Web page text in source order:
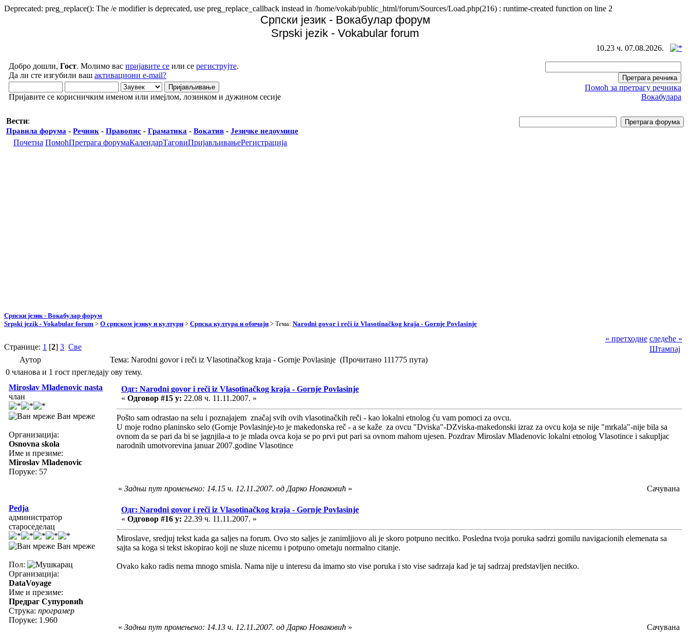
Deprecated: preg_replace(): The /e modifier is deprecated, use preg_replace_callback instead in /home/vokab/public_html/forum/Sources/Load.php(216) : runtime-created function on line 2
Српски језик - Вокабулар форум
Srpski jezik - Vokabular forum
10.23 ч. 07.08.2026.
Добро дошли, Гост. Молимо вас пријавите се или се региструјте.
Да ли сте изгубили ваш активациони e-mail?
Пријавите се корисничким именом или имејлом, лозинком и дужином сесије
Помоћ за претрагу речника
Вокабулара
Вести:
Правила форума - Речник - Правопис - Граматика - Вокатив - Језичке недоумице
Почетна ПомоћПретрага форумаКалендарТаговиПријављивањеРегистрација
Српски језик - Вокабулар форум
Srpski jezik - Vokabular forum > О српском језику и култури > Српска култура и обичаји > Тема: Narodni govor i reči iz Vlasotinačkog kraja - Gornje Povlasinje
Странице: 1 [2] 3 Све
« претходне следеће »
Штампај
Аутор
Тема: Narodni govor i reči iz Vlasotinačkog kraja - Gornje Povlasinje (Прочитано 111775 пута)
0 чланова и 1 гост прегледају ову тему.
Miroslav Mladenovic nasta
члан
Ван мреже
Организација:
Osnovna skola
Име и презиме:
Miroslav Mladenovic
Поруке: 57
Одг: Narodni govor i reči iz Vlasotinačkog kraja - Gornje Povlasinje
« Одговор #15 у: 22.08 ч. 11.11.2007. »
Pošto sam odrastao na selu i poznajajem značaj svih ovih vlasotinačkih reči - kao lokalni etnolog ću vam pomoci za ovcu.
U moje rodno planinsko selo (Gornje Povlasinje)-to je makedonska reč - a se kaže za ovcu "Dviska"-DZviska-makedonski izraz za ovcu koja se nije "mrkala"-nije bila sa
ovnom da se pari da bi se jagnjila-a to je mlada ovca koja se po prvi put pari sa ovnom mahom ujesen. Pozdrav Miroslav Mladenovic lokalni etnolog Vlasotince i sakupljac
narodnih umotvorevina januar 2007.godine Vlasotince
« Задњи пут промењено: 14.15 ч. 12.11.2007. од Дарко Новаковић » Сачувана
Pedja
администратор
староседелац
Ван мреже
Пол:
Организација:
DataVoyage
Име и презиме:
Предраг Супуровић
Струка: програмер
Поруке: 1.960
Одг: Narodni govor i reči iz Vlasotinačkog kraja - Gornje Povlasinje
« Одговор #16 у: 22.39 ч. 11.11.2007. »
Miroslave, sredjuj tekst kada ga saljes na forum. Ovo sto saljes je zanimljiovo ali je skoro potpuno necitko. Posledna tvoja poruka sadrzi gomilu navigacionih elemenata sa
sajta sa koga si tekst iskopirao koji ne sluze nicemu i potpuno ometaju normalno citanje.
Ovako kako radis nema mnogo smisla. Nama nije u interesu da imamo sto vise poruka i sto vise sadrzaja kad je taj sadrzaj predstavljen necitko.
« Задњи пут промењено: 14.13 ч. 12.11.2007. од Дарко Новаковић » Сачувана